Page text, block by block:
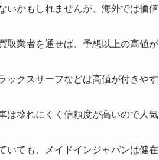
いかもしれませんが、海外では価
取業者を通せば、予想以上の高値が
ックスサーフなどは高値が付きや
は壊れにくく信頼度が高いので人気
いても、メイドインジャパンは健在